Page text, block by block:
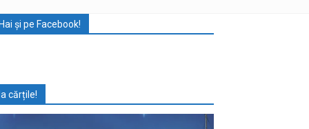
și pe Facebook!
cărțile!